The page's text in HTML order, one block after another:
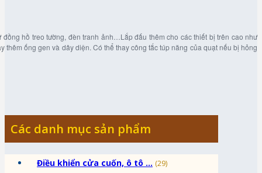
hồ treo tường, đèn tranh ảnh…Lắp đấu thêm cho các thiết bị trên cao như
ống gen và dây diện. Có thể thay công tắc túp năng của quạt nếu bị hỏng
Các danh mục sản phẩm
Điều khiển cửa cuốn, ô tô ... (29)